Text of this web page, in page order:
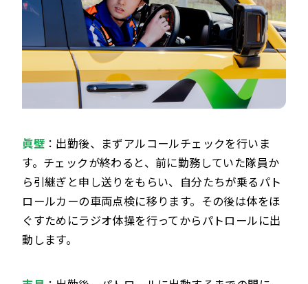
眞壁：出勤後、まずアルコールチェックを行いま
す。チェックが終わると、前に勤務していた隊員か
ら引継ぎと申し送りをもらい、自分たちが乗るパト
ロールカーの車両点検に移ります。その後は体をほ
ぐすためにラジオ体操を行ってからパトロールに出
動します。